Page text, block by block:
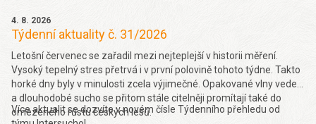
4. 8. 2026
Týdenní aktuality č. 31/2026
Letošní červenec se zařadil mezi nejteplejší v historii měření.
Vysoký tepelný stres přetrvá i v první polovině tohoto týdne. Takto
horké dny byly v minulosti zcela výjimečné. Opakované vlny veder
a dlouhodobé sucho se přitom stále citelněji promítají také do
omezeného růstu českých lesů.
Více aktualit se dozvíte v novém čísle Týdenního přehledu od